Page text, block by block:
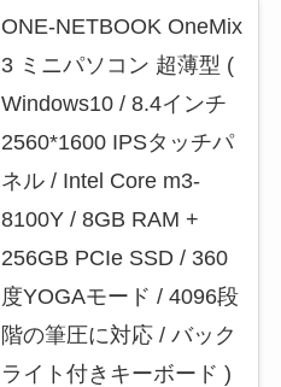
ONE-NETBOOK OneMix
3 ミニパソコン 超薄型 (
Windows10 / 8.4インチ
2560*1600 IPSタッチパ
ネル / Intel Core m3-
8100Y / 8GB RAM +
256GB PCIe SSD / 360
度YOGAモード / 4096段
階の筆圧に対応 / バック
ライト付きキーボード )